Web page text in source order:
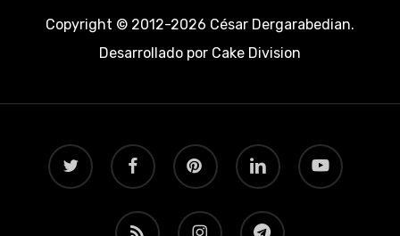
Copyright © 2012-2026 César Dergarabedian.
Desarrollado porCake Division
twitter facebook pinterest linkedin youtube
RSS instagram telegram